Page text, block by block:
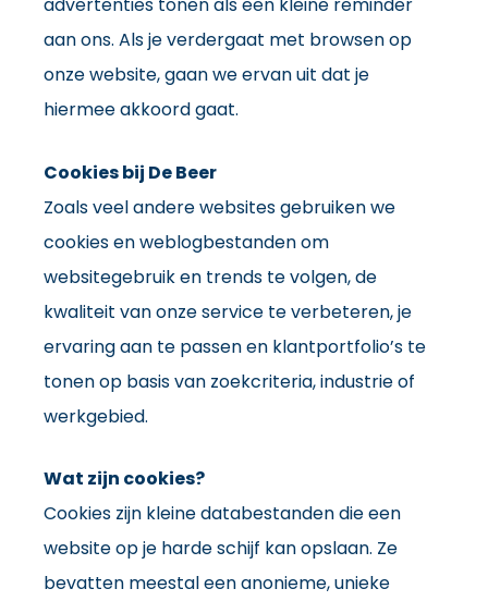
advertenties tonen als een kleine reminder
aan ons. Als je verdergaat met browsen op
onze website, gaan we ervan uit dat je
hiermee akkoord gaat.
Cookies bij De Beer
Zoals veel andere websites gebruiken we
cookies en weblogbestanden om
websitegebruik en trends te volgen, de
kwaliteit van onze service te verbeteren, je
ervaring aan te passen en klantportfolio’s te
tonen op basis van zoekcriteria, industrie of
werkgebied.
Wat zijn cookies?
Cookies zijn kleine databestanden die een
website op je harde schijf kan opslaan. Ze
bevatten meestal een anonieme, unieke